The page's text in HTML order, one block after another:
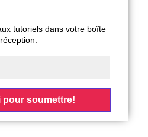
tutoriels dans votre boîte
pour soumettre!